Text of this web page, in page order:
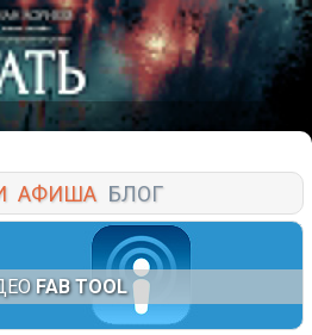
АФИША БЛОГ
FAB TOOL